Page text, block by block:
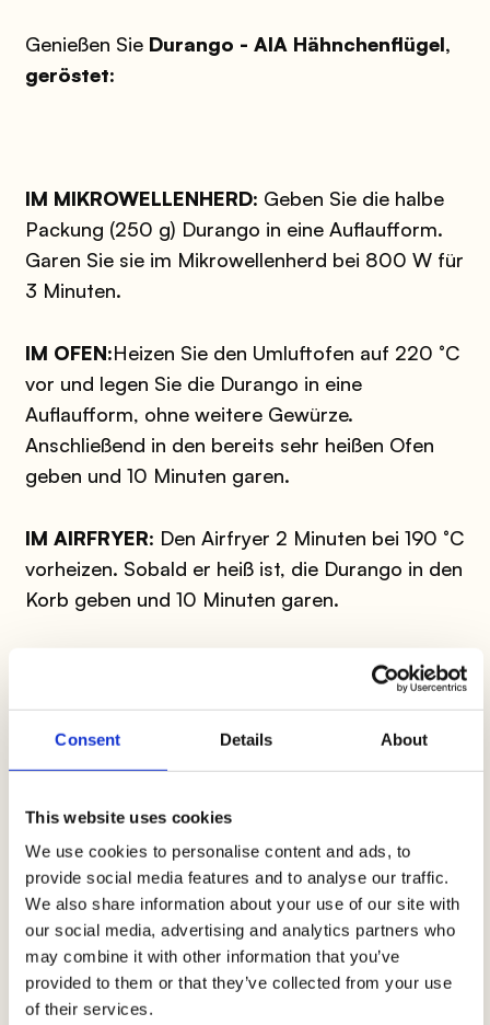
Consent Details About
This website uses cookies
We use cookies to personalise content and ads, to
provide social media features and to analyse our traffic.
We also share information about your use of our site with
our social media, advertising and analytics partners who
may combine it with other information that you’ve
provided to them or that they’ve collected from your use
of their services.
Genießen Sie Durango - AIA Hähnchenflügel,
geröstet:
IM MIKROWELLENHERD: Geben Sie die halbe
Packung (250 g) Durango in eine Auflaufform.
Garen Sie sie im Mikrowellenherd bei 800 W für
3 Minuten.
IM OFEN:Heizen Sie den Umluftofen auf 220 °C
vor und legen Sie die Durango in eine
Auflaufform, ohne weitere Gewürze.
Anschließend in den bereits sehr heißen Ofen
geben und 10 Minuten garen.
IM AIRFRYER: Den Airfryer 2 Minuten bei 190 °C
vorheizen. Sobald er heiß ist, die Durango in den
Korb geben und 10 Minuten garen.
Die Produktinformationen können Änderungen unterliegen, die
vorübergehend zu Abweichungen zwischen den Informationen
auf dieser Seite und denen auf dem Produktetikett führen können.
Wir bitten Sie daher, immer die Informationen auf dem
Ideen mit Spezialitäten
Viel Hunger und wenig Zeit? Hier ist eine
Auswahl an Rezepten, um dir das Leben in der